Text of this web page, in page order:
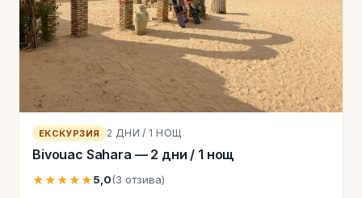
ЕКСКУРЗИЯ 2 ДНИ / 1 НОЩ
Bivouac Sahara — 2 дни / 1 нощ
★★★★★5,0(3 отзива)